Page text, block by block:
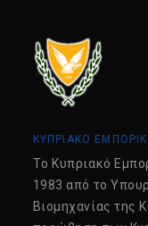
ΚΥΠΡΙΑΚΟ
Tο Κυπριακό
1983 από το
Βιομηχανίας της